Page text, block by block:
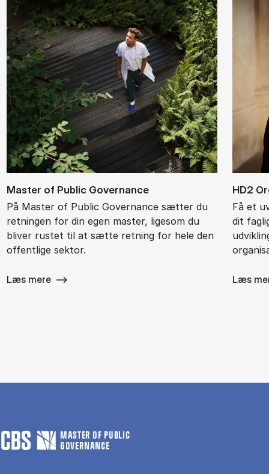
Ma­ster of Pu­blic Gover­nan­ce
På Master of Public Governance sætter du
retningen for din egen master, ligesom du
bliver rustet til at sætte retning for hele den
offentlige sektor.
Læs mere
HD2
Få et
dit
Læs
MASTER OF PUBLIC
GOVERNANCE